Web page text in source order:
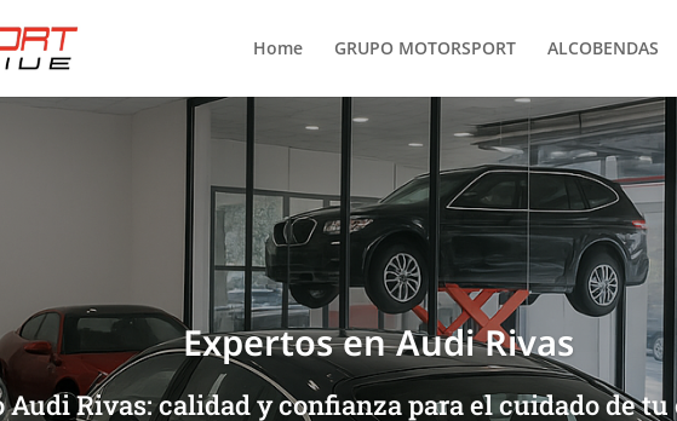
Home GRUPO MOTORSPORT ALCOBENDAS
Expertos en Audi Rivas
Rivas: calidad y confianza para el cuidado de tu